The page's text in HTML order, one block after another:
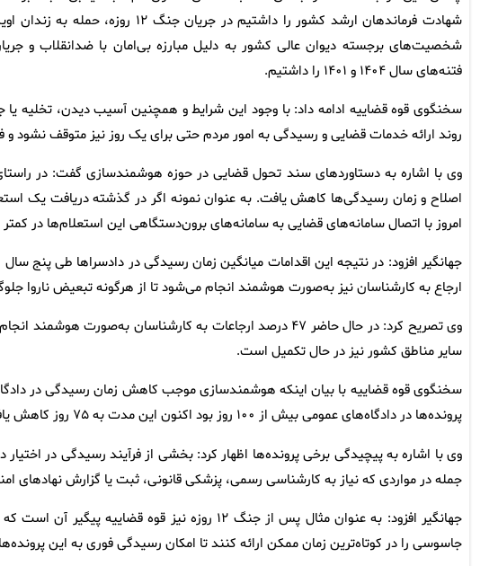
شهادت فرماندهان ارشد کشور را
فتنه‌های سال ۱۴۰۴ و ۱۴۰۱ را داشتیم.
سخنگوی قوه قضاییه ادامه داد: با وجود این شرایط و همچنین آسیب دیدن، تخلیه
روند ارائه خدمات قضایی و رسیدگی به امور مردم حتی برای یک روز نیز متوقف نشود و
وی با اشاره به دستاوردهای سند تحول قضایی در حوزه هوشمندسازی گفت: در
اصلاح و زمان رسیدگی‌ها کاهش یافت. به عنوان نمونه اگر در گذشته دریافت یک
امروز با اتصال سامانه‌های قضایی به سامانه‌های برون‌دستگاهی این استعلام‌ها در
جهانگیر افزود: در نتیجه این اقدامات میانگین زمان رسیدگی در دادسراها طی پنج
ارجاع به کارشناسان نیز به‌صورت هوشمند انجام می‌شود تا از هرگونه تبعیض ناروا
وی تصریح کرد: در حال حاضر ۴۷ درصد ارجاعات به کارشناسان
سایر مناطق کشور نیز در حال تکمیل است.
سخنگوی قوه قضاییه با بیان اینکه هوشمندسازی موجب کاهش زمان رسیدگی در
پرونده‌ها در دادگاه‌های عمومی بیش از ۱۰۰ روز بود اکنون این مدت به ۷۵ روز کاهش یافته است.
وی با اشاره به پیچیدگی برخی پرونده‌ها اظهار کرد: بخشی از فرآیند رسیدگی در
جمله در مواردی که نیاز به کارشناسی رسمی، پزشکی قانونی، ثبت یا گزارش نهادهای
جهانگیر افزود: به عنوان مثال پس از جنگ ۱۲ روزه نیز
جاسوسی را در کوتاه‌ترین زمان ممکن ارائه کنند تا امکان رسیدگی فوری به این